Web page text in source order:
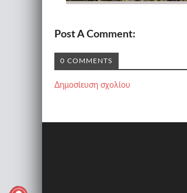
Post A Comment:
0 COMMENTS
Δημοσίευση σχολίου